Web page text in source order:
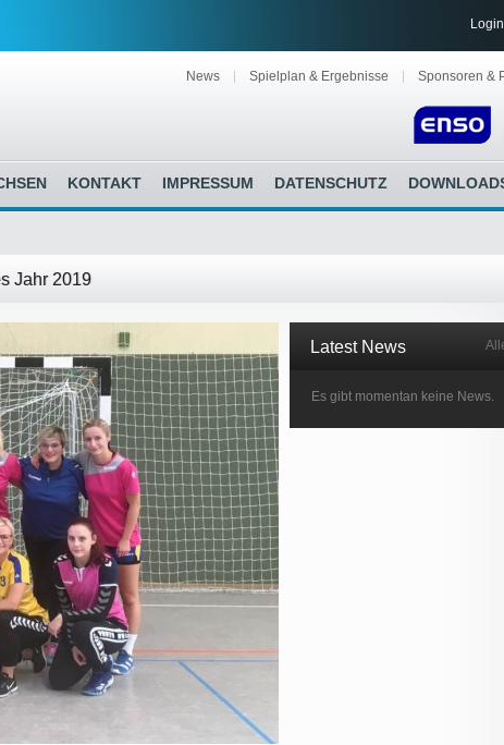
Login
News Spielplan & Ergebnisse Sponsoren &
KONTAKT IMPRESSUM DATENSCHUTZ
Jahr 2019
Latest News
Es gibt momentan keine News.